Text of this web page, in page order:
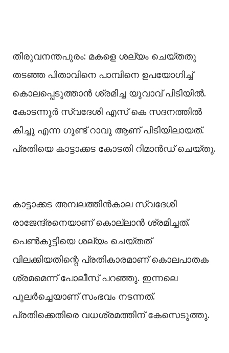
തിരുവനന്തപുരം: മകളെ ശല്യം ചെയ്തതു
തടഞ്ഞ പിതാവിനെ പാമ്പിനെ ഉപയോഗിച്ച്
കൊലപ്പെടുത്താന്‍ ശ്രമിച്ച യുവാവ് പിടിയില്‍.
കോടന്നൂര്‍ സ്വദേശി എസ് കെ സദനത്തില്‍
കിച്ചു എന്ന ഗുണ്ട് റാവു ആണ് പിടിയിലായത്.
പ്രതിയെ കാട്ടാക്കട കോടതി റിമാന്‍ഡ് ചെയ്തു.
കാട്ടാക്കട അമ്പലത്തിന്‍കാല സ്വദേശി
രാജേന്ദ്രനെയാണ് കൊല്ലാന്‍ ശ്രമിച്ചത്.
പെണ്‍കുട്ടിയെ ശല്യം ചെയ്തത്
വിലക്കിയതിന്റെ പ്രതികാരമാണ് കൊലപാതക
ശ്രമമെന്ന് പോലീസ് പറഞ്ഞു. ഇന്നലെ
പുലര്‍ച്ചെയാണ് സംഭവം നടന്നത്.
പ്രതിക്കെതിരെ വധശ്രമത്തിന് കേസെടുത്തു.